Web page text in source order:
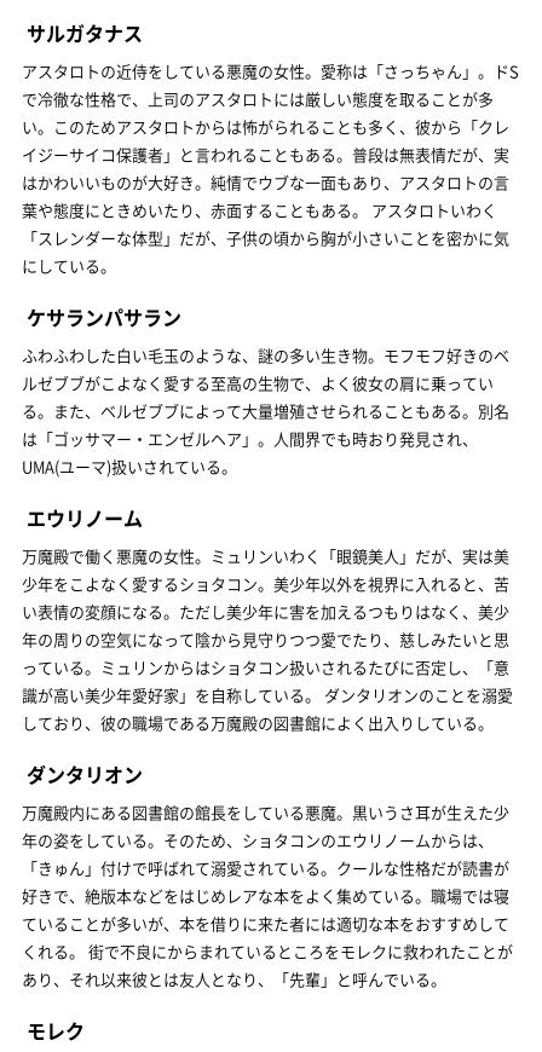
サルガタナス
アスタロトの近侍をしている悪魔の女性。愛称は「さっちゃん」。ドS
で冷徹な性格で、上司のアスタロトには厳しい態度を取ることが多
い。このためアスタロトからは怖がられることも多く、彼から「クレ
イジーサイコ保護者」と言われることもある。普段は無表情だが、実
はかわいいものが大好き。純情でウブな一面もあり、アスタロトの言
葉や態度にときめいたり、赤面することもある。 アスタロトいわく
「スレンダーな体型」だが、子供の頃から胸が小さいことを密かに気
にしている。
ケサランパサラン
ふわふわした白い毛玉のような、謎の多い生き物。モフモフ好きのベ
ルゼブブがこよなく愛する至高の生物で、よく彼女の肩に乗ってい
る。また、ベルゼブブによって大量増殖させられることもある。別名
は「ゴッサマー・エンゼルヘア」。人間界でも時おり発見され、
UMA(ユーマ)扱いされている。
エウリノーム
万魔殿で働く悪魔の女性。ミュリンいわく「眼鏡美人」だが、実は美
少年をこよなく愛するショタコン。美少年以外を視界に入れると、苦
い表情の変顔になる。ただし美少年に害を加えるつもりはなく、美少
年の周りの空気になって陰から見守りつつ愛でたり、慈しみたいと思
っている。ミュリンからはショタコン扱いされるたびに否定し、「意
識が高い美少年愛好家」を自称している。 ダンタリオンのことを溺愛
しており、彼の職場である万魔殿の図書館によく出入りしている。
ダンタリオン
万魔殿内にある図書館の館長をしている悪魔。黒いうさ耳が生えた少
年の姿をしている。そのため、ショタコンのエウリノームからは、
「きゅん」付けで呼ばれて溺愛されている。クールな性格だが読書が
好きで、絶版本などをはじめレアな本をよく集めている。職場では寝
ていることが多いが、本を借りに来た者には適切な本をおすすめして
くれる。 街で不良にからまれているところをモレクに救われたことが
あり、それ以来彼とは友人となり、「先輩」と呼んでいる。
モレク